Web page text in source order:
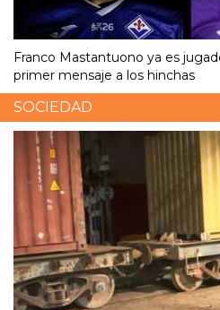
Franco Mastantuono ya es
primer mensaje a los hinchas
SOCIEDAD